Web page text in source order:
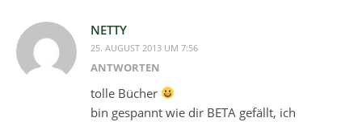
NETTY
25. AUGUST 2013 UM 7:56
ANTWORTEN
tolle Bücher
bin gespannt wie dir BETA gefällt, ich